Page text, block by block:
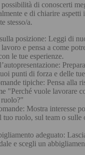
di conoscerti
e di chiarire aspetti
stesso/a.
posizione: Leggi di
e pensa a come
le tue esperienze.
punti di forza e delle
tipiche: Pensa alla
"Perché vuole lavorare
ruolo?"
Mostra interesse
tuo ruolo, sul team o sulle
adeguato:
e scegli un